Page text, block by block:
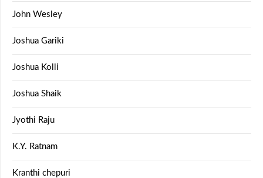
John Wesley
Joshua Gariki
Joshua Kolli
Joshua Shaik
Jyothi Raju
K.Y. Ratnam
Kranthi chepuri